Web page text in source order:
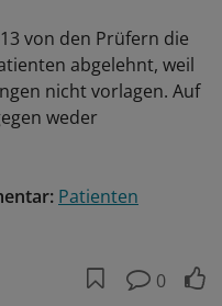
von den Prüfern die
abgelehnt, weil
nicht vorlagen. Auf
weder
Patienten
0